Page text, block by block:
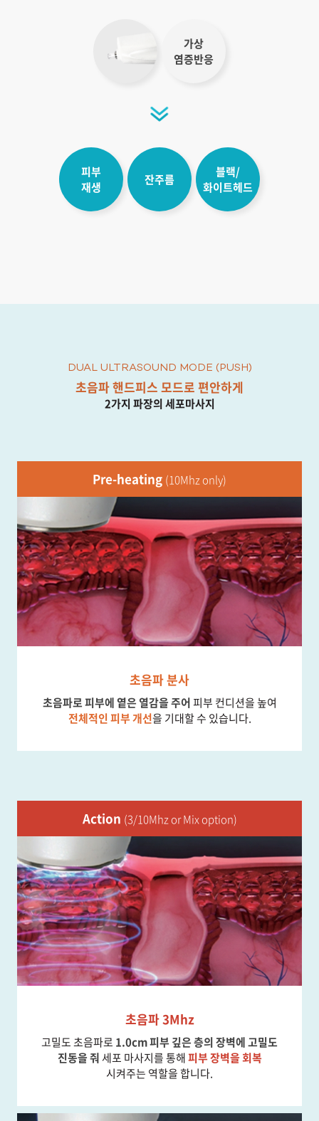
가상
염증반응
피부
재생
잔주름
블랙/
화이트헤드
DUAL ULTRASOUND MODE (PUSH)
초음파 핸드피스 모드로 편안하게
2가지 파장의 세포마사지
Pre-heating (10Mhz only)
초음파 분사
초음파로 피부에 옅은 열감을 주어피부 컨디션을 높여
전체적인 피부 개선을 기대할 수 있습니다.
Action (3/10Mhz or Mix option)
초음파 3Mhz
고밀도 초음파로 1.0cm 피부 깊은 층의 장벽에 고밀도
진동을 줘세포 마사지를 통해피부 장벽을 회복
시켜주는 역할을 합니다.